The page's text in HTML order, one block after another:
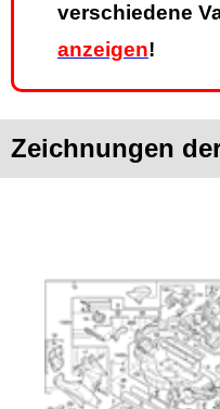
verschiedene
anzeigen!
Zeichnungen